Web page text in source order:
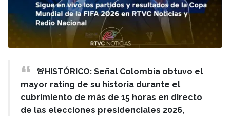
🚨HISTÓRICO: Señal Colombia obtuvo el
mayor rating de su historia durante el
cubrimiento de más de 15 horas en directo
de las elecciones presidenciales 2026,